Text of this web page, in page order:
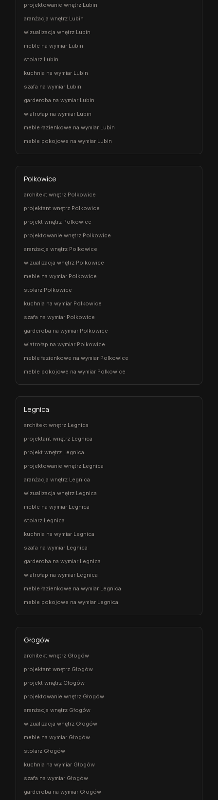
projektowanie wnętrz Lubin
aranżacja wnętrz Lubin
wizualizacja wnętrz Lubin
meble na wymiar Lubin
stolarz Lubin
kuchnia na wymiar Lubin
szafa na wymiar Lubin
garderoba na wymiar Lubin
wiatrołap na wymiar Lubin
meble łazienkowe na wymiar Lubin
meble pokojowe na wymiar Lubin
Polkowice
architekt wnętrz Polkowice
projektant wnętrz Polkowice
projekt wnętrz Polkowice
projektowanie wnętrz Polkowice
aranżacja wnętrz Polkowice
wizualizacja wnętrz Polkowice
meble na wymiar Polkowice
stolarz Polkowice
kuchnia na wymiar Polkowice
szafa na wymiar Polkowice
garderoba na wymiar Polkowice
wiatrołap na wymiar Polkowice
meble łazienkowe na wymiar Polkowice
meble pokojowe na wymiar Polkowice
Legnica
architekt wnętrz Legnica
projektant wnętrz Legnica
projekt wnętrz Legnica
projektowanie wnętrz Legnica
aranżacja wnętrz Legnica
wizualizacja wnętrz Legnica
meble na wymiar Legnica
stolarz Legnica
kuchnia na wymiar Legnica
szafa na wymiar Legnica
garderoba na wymiar Legnica
wiatrołap na wymiar Legnica
meble łazienkowe na wymiar Legnica
meble pokojowe na wymiar Legnica
Głogów
architekt wnętrz Głogów
projektant wnętrz Głogów
projekt wnętrz Głogów
projektowanie wnętrz Głogów
aranżacja wnętrz Głogów
wizualizacja wnętrz Głogów
meble na wymiar Głogów
stolarz Głogów
kuchnia na wymiar Głogów
szafa na wymiar Głogów
garderoba na wymiar Głogów